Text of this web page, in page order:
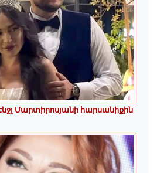
Մարտիրոսյանի հարսանիքին